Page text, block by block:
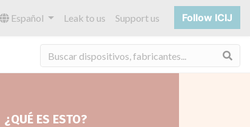
Español Leak to us Support us Follow ICIJ
¿QUÉ ES ESTO?